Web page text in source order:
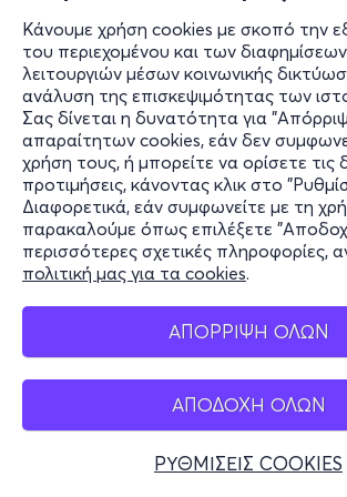
Κάνουμε χρήση cookies με σκοπό την
του περιεχομένου και των
λειτουργιών μέσων κοινωνικής
ανάλυση της επισκεψιμότητας των
Σας δίνεται η δυνατότητα για
απαραίτητων cookies, εάν δεν
χρήση τους, ή μπορείτε να ορίσετε τις
προτιμήσεις, κάνοντας κλικ στο
Διαφορετικά, εάν συμφωνείτε με τη
παρακαλούμε όπως επιλέξετε
περισσότερες σχετικές πληροφορίες,
πολιτική μας για τα cookies.
ΑΠΟΡΡΙΨΗ ΟΛΩΝ
ΑΠΟΔΟΧΗ ΟΛΩΝ
ΡΥΘΜΙΣΕΙΣ COOKIES
από7€
Εισιτήρια
Πεμ 17/9
08:00
Επίσκεψη στο Video Games
Πεδιάδος 20, Ηράκλειο 712 01
Video Games Museum - Video
Εισιτήρια